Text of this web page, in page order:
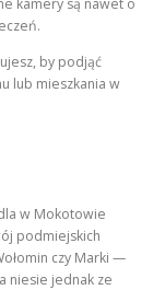
kamery są nawet o
by podjąć
lub mieszkania w
w Mokotowie
podmiejskich
czy Marki —
niesie jednak ze